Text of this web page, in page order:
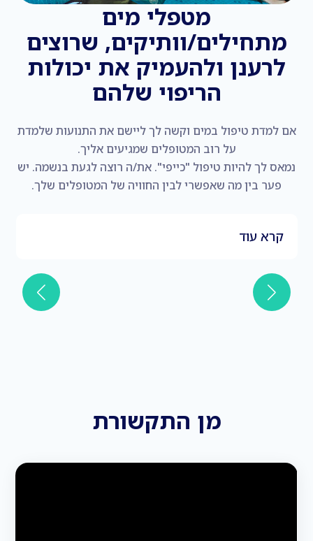
מטפלי מים
מתחילים/וותיקים, שרוצים
לרענן ולהעמיק את יכולות
הריפוי שלהם
אם למדת טיפול במים וקשה לך ליישם את התנועות שלמדת
על רוב המטופלים שמגיעים אליך.
נמאס לך להיות טיפול "כייפי"​. את/ה רוצה לגעת בנשמה. יש
פער בין מה שאפשרי לבין החוויה של המטופלים שלך.
קרא עוד
מן התקשורת